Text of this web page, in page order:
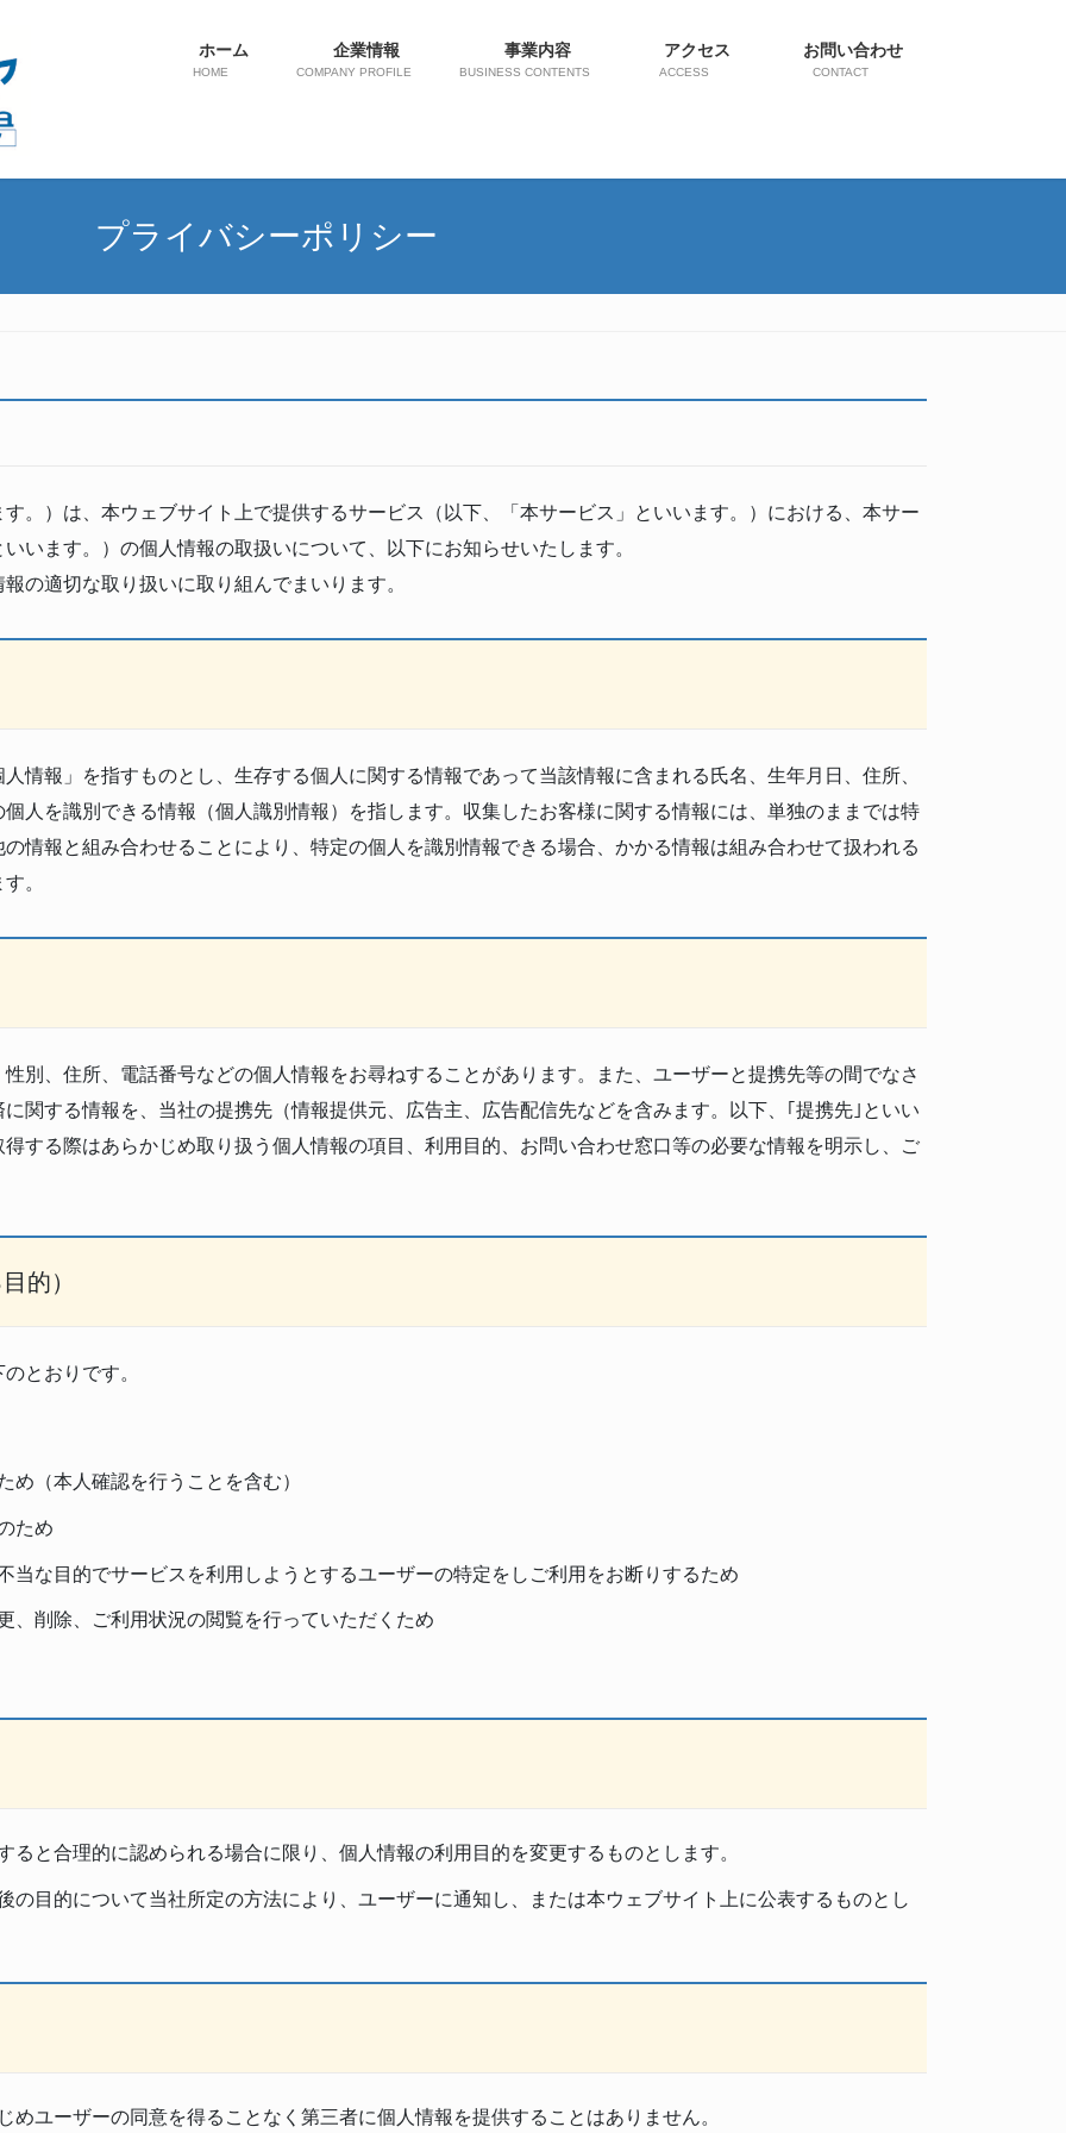
ホーム
HOME
企業情報
COMPANY PROFILE
事業内容
BUSINESS CONTENTS
アクセス
ACCESS
お問い合わせ
CONTACT
プライバシーポリシー
。）は、本ウェブサイト上で提供するサービス（以下、「本サービス」といいます。）における、本サー
います。）の個人情報の取扱いについて、以下にお知らせいたします。
の適切な取り扱いに取り組んでまいります。
情報」を指すものとし、生存する個人に関する情報であって当該情報に含まれる氏名、生年月日、住所、
人を識別できる情報（個人識別情報）を指します。収集したお客様に関する情報には、単独のままでは特
情報と組み合わせることにより、特定の個人を識別情報できる場合、かかる情報は組み合わせて扱われる
。
別、住所、電話番号などの個人情報をお尋ねすることがあります。また、ユーザーと提携先等の間でなさ
関する情報を、当社の提携先（情報提供元、広告主、広告配信先などを含みます。以下、｢提携先｣といい
する際はあらかじめ取り扱う個人情報の項目、利用目的、お問い合わせ窓口等の必要な情報を明示し、ご
的）
とおりです。
（本人確認を行うことを含む）
ため
当な目的でサービスを利用しようとするユーザーの特定をしご利用をお断りするため
、削除、ご利用状況の閲覧を行っていただくため
ると合理的に認められる場合に限り、個人情報の利用目的を変更するものとします。
の目的について当社所定の方法により、ユーザーに通知し、または本ウェブサイト上に公表するものとし
めユーザーの同意を得ることなく第三者に個人情報を提供することはありません。